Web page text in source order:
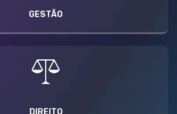
GESTÃO
DIREITO